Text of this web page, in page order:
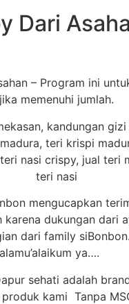
Dari
– Program ini
memenuhi jumlah.
mengucapkan
karena dukungan dari
dari family
ya….
sehati adalah
kami Tanpa